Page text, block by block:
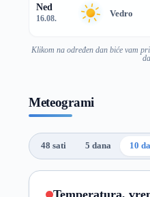
Ned
16.08. Vedro
Klikom na određen dan biće vam
Meteogrami
48 sati 5 dana 10
Temperatura,